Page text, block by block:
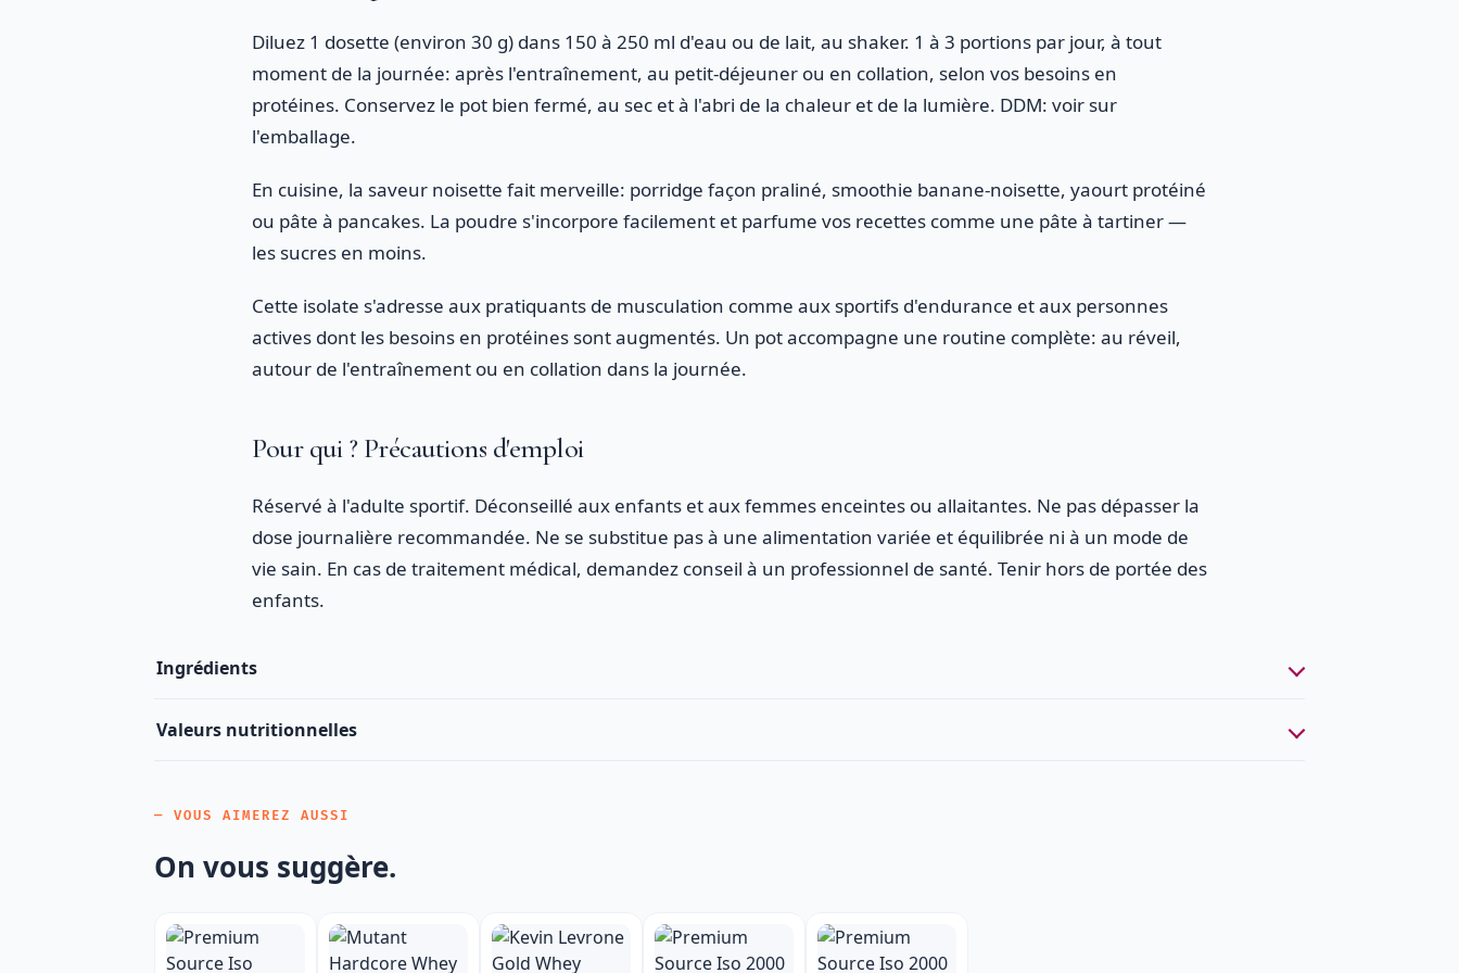
Diluez 1 dosette (environ 30 g) dans 150 à 250 ml d'eau ou de lait, au shaker. 1 à 3 portions par jour, à tout
moment de la journée: après l'entraînement, au petit-déjeuner ou en collation, selon vos besoins en
protéines. Conservez le pot bien fermé, au sec et à l'abri de la chaleur et de la lumière. DDM: voir sur
l'emballage.
En cuisine, la saveur noisette fait merveille: porridge façon praliné, smoothie banane-noisette, yaourt protéiné
ou pâte à pancakes. La poudre s'incorpore facilement et parfume vos recettes comme une pâte à tartiner —
les sucres en moins.
Cette isolate s'adresse aux pratiquants de musculation comme aux sportifs d'endurance et aux personnes
actives dont les besoins en protéines sont augmentés. Un pot accompagne une routine complète: au réveil,
autour de l'entraînement ou en collation dans la journée.
Pour qui ? Précautions d'emploi
Réservé à l'adulte sportif. Déconseillé aux enfants et aux femmes enceintes ou allaitantes. Ne pas dépasser la
dose journalière recommandée. Ne se substitue pas à une alimentation variée et équilibrée ni à un mode de
vie sain. En cas de traitement médical, demandez conseil à un professionnel de santé. Tenir hors de portée des
enfants.
Ingrédients
Valeurs nutritionnelles
— VOUS AIMEREZ AUSSI
On vous suggère.